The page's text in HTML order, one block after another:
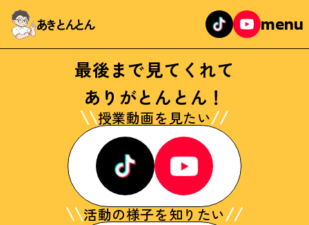
あきとんとん menu
最後まで見てくれて
ありがとんとん！
授業動画を見たい
活動の様子を知りたい